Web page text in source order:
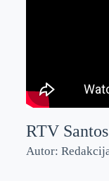
RTV Santos
Autor: